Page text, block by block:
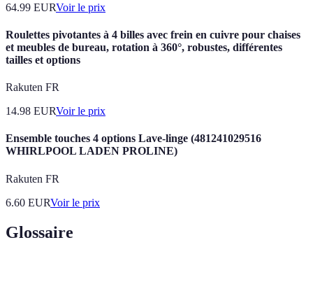
64.99 EURVoir le prix
Roulettes pivotantes à 4 billes avec frein en cuivre pour chaises
et meubles de bureau, rotation à 360°, robustes, différentes
tailles et options
Rakuten FR
14.98 EURVoir le prix
Ensemble touches 4 options Lave-linge (481241029516
WHIRLPOOL LADEN PROLINE)
Rakuten FR
6.60 EURVoir le prix
Glossaire